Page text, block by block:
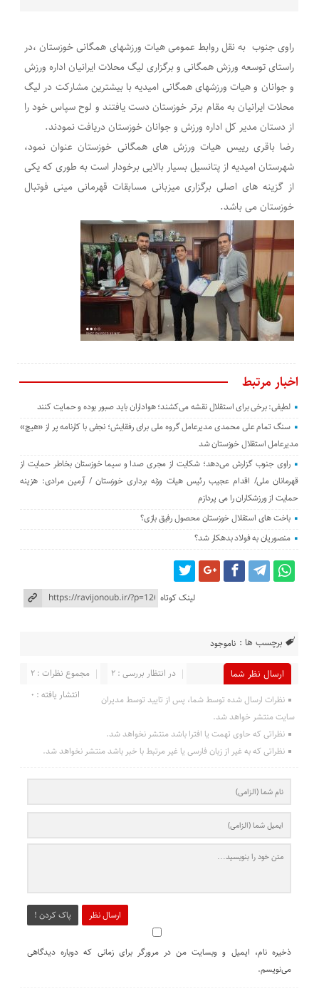
راوی جنوب به نقل روابط عمومی هیات ورزشهای همگانی خوزستان ،در
راستای توسعه ورزش همگانی و برگزاری لیگ محلات ایرانیان اداره ورزش
و جوانان و هیات ورزشهای همگانی امیدیه با بیشترین مشارکت در لیگ
محلات ایرانیان به مقام برتر خوزستان دست یافتند و لوح سپاس خود را
از دستان مدیر کل اداره ورزش و جوانان خوزستان دریافت نمودند.
رضا باقری رییس هیات ورزش های همگانی خوزستان عنوان نمود،
شهرستان امیدیه از پتانسیل بسیار بالایی برخودار است به طوری که یکی
از گزینه های اصلی برگزاری میزبانی مسابقات قهرمانی مینی فوتبال
خوزستان می باشد.
اخبار مرتبط
لطیفی: برخی برای استقلال نقشه می‌کشند؛ هواداران باید صبور بوده و حمایت کنند
سنگ تمام علی محمدی مدیرعامل گروه ملی برای رفقایش؛ نجفی با کارنامه پر از «هیچ»
مدیرعامل استقلال خوزستان شد
راوی جنوب گزارش می‌دهد؛ شکایت از مجری صدا و سیما خوزستان بخاطر حمایت از
قهرمانان ملی/ اقدام عجیب رئیس هیات وزنه برداری خوزستان / آرمین مرادی: هزینه
حمایت از ورزشکاران را می پردازم
باخت های استقلال خوزستان محصول رفیق بازی؟
منصوریان به فولاد بدهکار شد؟
لینک کوتاه
برچسب ها : ناموجود
ارسال نظر شما مجموع نظرات : 2
در انتظار بررسی : 2
انتشار یافته : 0
نظرات ارسال شده توسط شما، پس از تایید توسط مدیران
سایت منتشر خواهد شد.
نظراتی که حاوی تهمت یا افترا باشد منتشر نخواهد شد.
نظراتی که به غیر از زبان فارسی یا غیر مرتبط با خبر باشد منتشر نخواهد شد.
ارسال نظر پاک کردن !
ذخیره نام، ایمیل و وبسایت من در مرورگر برای زمانی که دوباره دیدگاهی
می‌نویسم.